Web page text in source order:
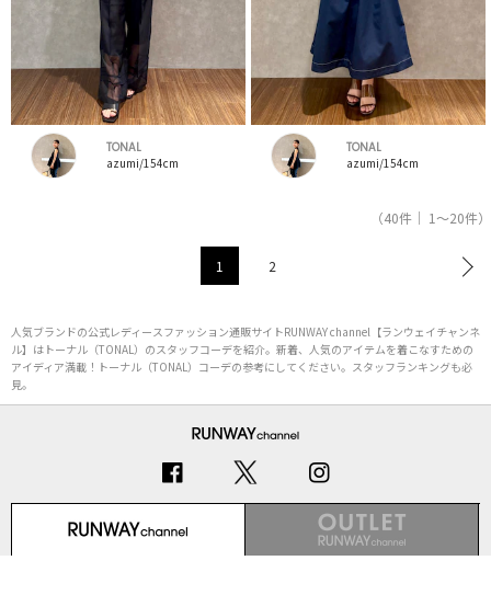
TONAL
azumi/154cm
TONAL
azumi/154cm
（40件｜ 1～20件）
1 2
人気ブランドの公式レディースファッション通販サイトRUNWAY channel【ランウェイチャンネ
ル】はトーナル（TONAL）のスタッフコーデを紹介。新着、人気のアイテムを着こなすための
アイディア満載！トーナル（TONAL）コーデの参考にしてください。スタッフランキングも必
見。